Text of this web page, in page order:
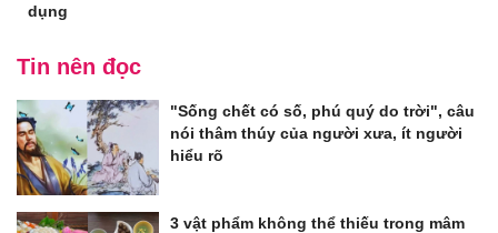
dụng
Tin nên đọc
"Sống chết có số, phú quý do trời", câu
nói thâm thúy của người xưa, ít người
hiểu rõ
3 vật phẩm không thể thiếu trong mâm